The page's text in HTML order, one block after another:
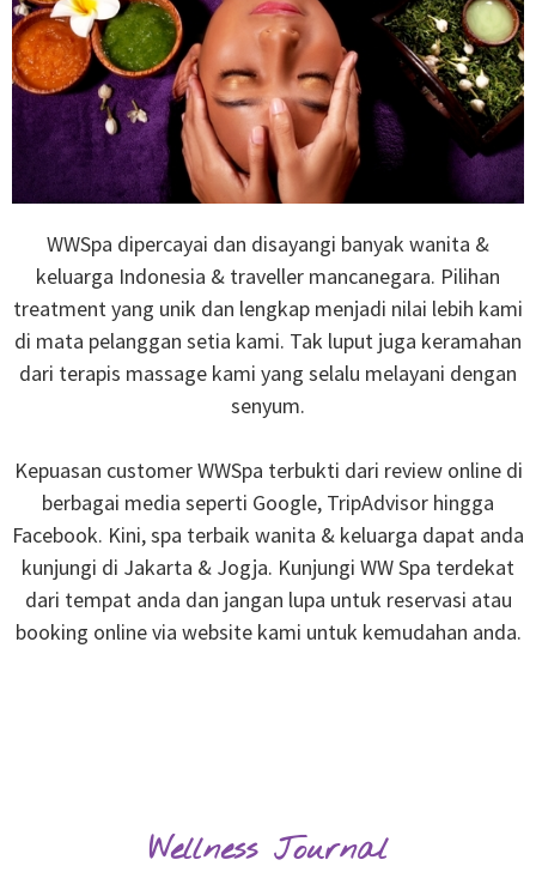
WWSpa dipercayai dan disayangi banyak wanita &
keluarga Indonesia & traveller mancanegara. Pilihan
treatment yang unik dan lengkap menjadi nilai lebih kami
di mata pelanggan setia kami. Tak luput juga keramahan
dari terapis massage kami yang selalu melayani dengan
senyum.
Kepuasan customer WWSpa terbukti dari review online di
berbagai media seperti Google, TripAdvisor hingga
Facebook. Kini, spa terbaik wanita & keluarga dapat anda
kunjungi di Jakarta & Jogja. Kunjungi WW Spa terdekat
dari tempat anda dan jangan lupa untuk reservasi atau
booking online via website kami untuk kemudahan anda.
Wellness Journal